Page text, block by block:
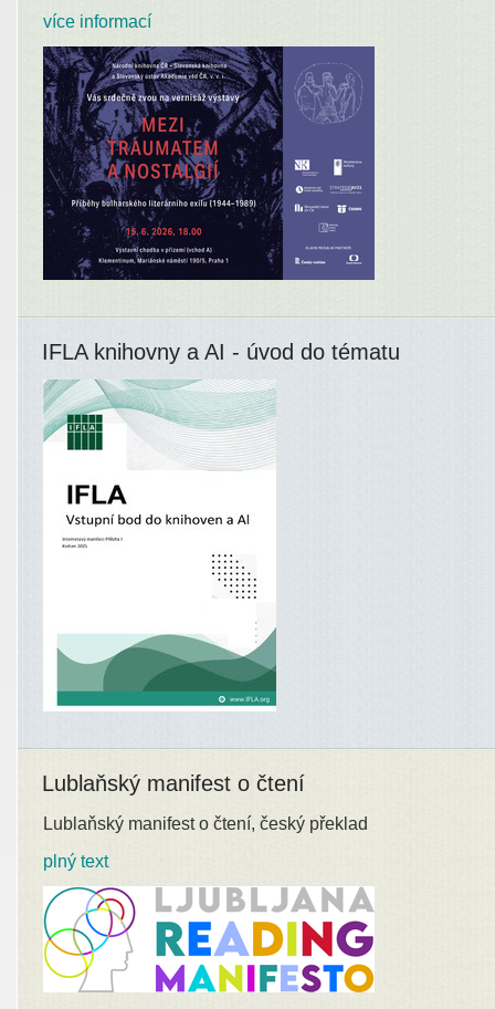
více informací
IFLA knihovny a AI - úvod do tématu
Lublaňský manifest o čtení
Lublaňský manifest o čtení, český překlad
plný text